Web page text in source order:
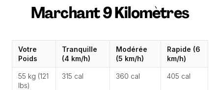
Marchant 9 Kilomètres
Votre
Poids
Tranquille
(4 km/h)
Modérée
(5 km/h)
Rapide (6
km/h)
55 kg (121
lbs)
315 cal 360 cal 405 cal